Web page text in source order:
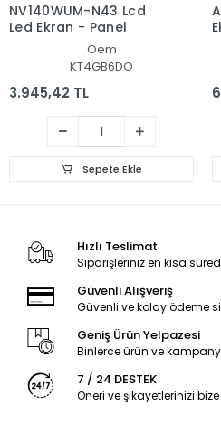
NV140WUM-N43 Lcd
Led Ekran - Panel
Oem
KT4GB6DO
3.945,42 TL
Sepete Ekle
Hızlı Teslimat
Siparişleriniz en kısa
Güvenli Alışveriş
Güvenli ve kolay ödeme
Geniş Ürün Yelpazesi
Binlerce ürün ve
7 / 24 DESTEK
Öneri ve şikayetlerinizi